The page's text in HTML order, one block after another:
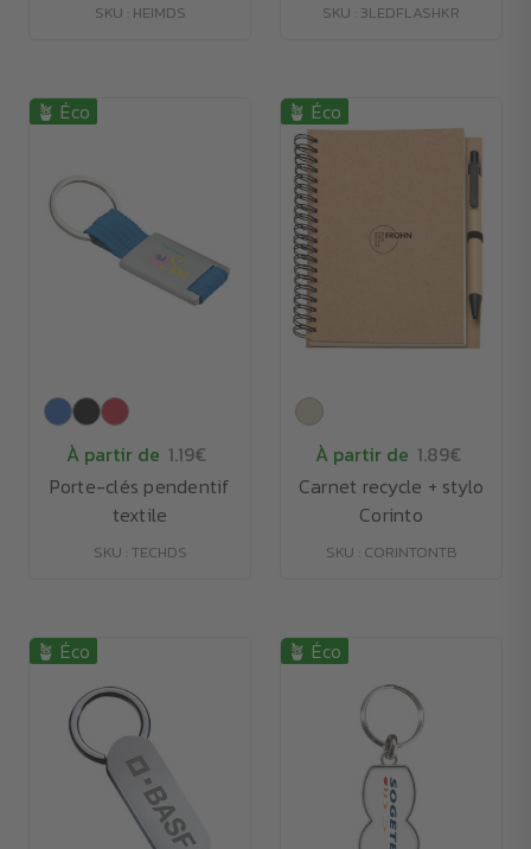
SKU : HEIMDS SKU : 3LEDFLASHKR
🪴 Éco
À partir de 1.19€
Porte-clés pendentif
textile
SKU : TECHDS
🪴 Éco
À partir de 1.89€
Carnet recycle + stylo
Corinto
SKU : CORINTONTB
🪴 Éco 🪴 Éco